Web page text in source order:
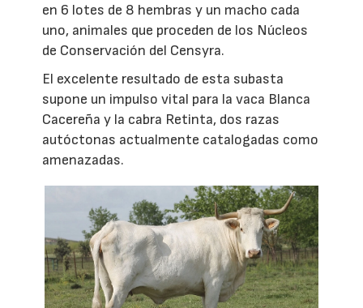
en 6 lotes de 8 hembras y un macho cada
uno, animales que proceden de los Núcleos
de Conservación del Censyra.
El excelente resultado de esta subasta
supone un impulso vital para la vaca Blanca
Cacereña y la cabra Retinta, dos razas
autóctonas actualmente catalogadas como
amenazadas.